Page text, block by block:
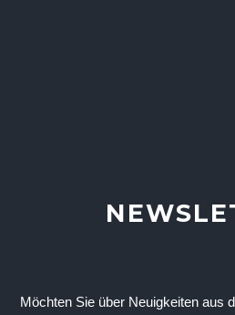
Möchten Sie über Neuigkeiten aus